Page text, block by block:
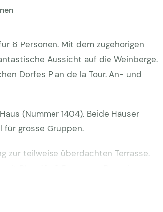
6 Personen. Mit dem zugehörigen
Aussicht auf die Weinberge.
Dorfes Plan de la Tour. An- und
(Nummer 1404). Beide Häuser
für grosse Gruppen.
zur teilweise überdachten Terrasse.
eben und von der Terrasse und